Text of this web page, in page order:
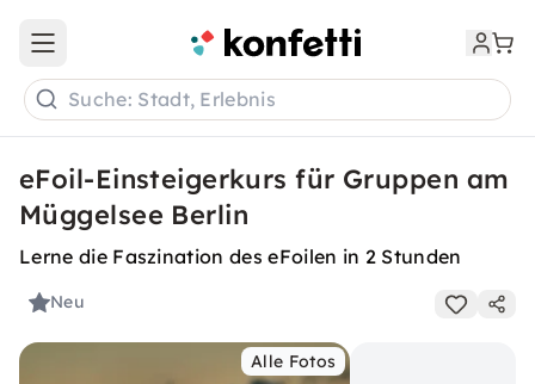
Open main menu
Suche: Stadt, Erlebnis
eFoil-Einsteigerkurs für Gruppen am
Müggelsee Berlin
Lerne die Faszination des eFoilen in 2 Stunden
Neu
Alle Fotos